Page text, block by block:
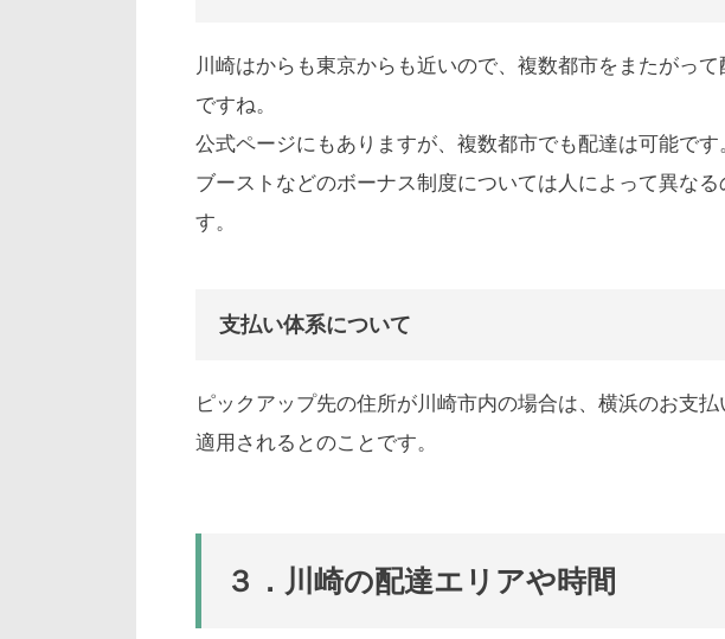
川崎はからも東京からも近いので、複数都市をまたがっ
ですね。
公式ページにもありますが、複数都市でも配達は可能です
ブーストなどのボーナス制度については人によって異な
す。
支払い体系について
ピックアップ先の住所が川崎市内の場合は、横浜のお支
適用されるとのことです。
３．川崎の配達エリアや時間